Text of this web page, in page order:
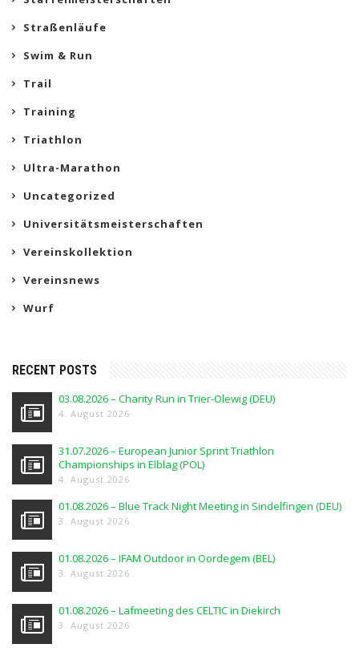
Straßenläufe
Swim & Run
Trail
Training
Triathlon
Ultra-Marathon
Uncategorized
Universitätsmeisterschaften
Vereinskollektion
Vereinsnews
Wurf
RECENT POSTS
03.08.2026 – Charity Run in Trier-Olewig (DEU)
4. August 2026
31.07.2026 – European Junior Sprint Triathlon
Championships in Elblag (POL)
4. August 2026
01.08.2026 – Blue Track Night Meeting in Sindelfingen (DEU)
3. August 2026
01.08.2026 – IFAM Outdoor in Oordegem (BEL)
3. August 2026
01.08.2026 – Lafmeeting des CELTIC in Diekirch
3. August 2026